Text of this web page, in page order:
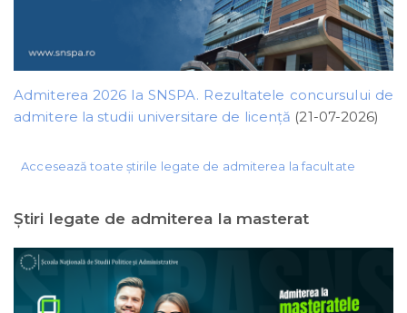
Admiterea 2026 la SNSPA. Rezultatele concursului de
admitere la studii universitare de licență (21-07-2026)
Accesează toate știrile legate de admiterea la facultate
Ştiri legate de admiterea la masterat